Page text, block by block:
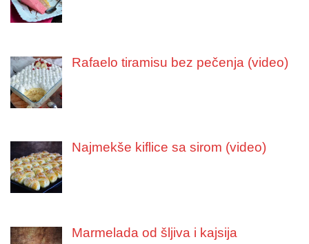
Rafaelo tiramisu bez pečenja (video)
Najmekše kiflice sa sirom (video)
Marmelada od šljiva i kajsija